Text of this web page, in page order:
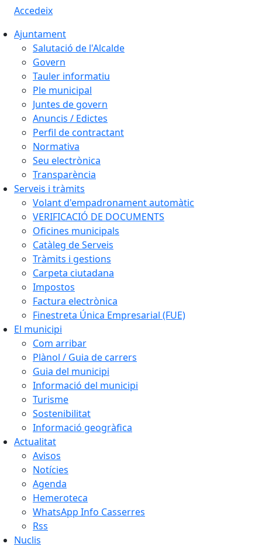
Accedeix
Ajuntament
Salutació de l'Alcalde
Govern
Tauler informatiu
Ple municipal
Juntes de govern
Anuncis / Edictes
Perfil de contractant
Normativa
Seu electrònica
Transparència
Serveis i tràmits
Volant d'empadronament automàtic
VERIFICACIÓ DE DOCUMENTS
Oficines municipals
Catàleg de Serveis
Tràmits i gestions
Carpeta ciutadana
Impostos
Factura electrònica
Finestreta Única Empresarial (FUE)
El municipi
Com arribar
Plànol / Guia de carrers
Guia del municipi
Informació del municipi
Turisme
Sostenibilitat
Informació geogràfica
Actualitat
Avisos
Notícies
Agenda
Hemeroteca
WhatsApp Info Casserres
Rss
Nuclis